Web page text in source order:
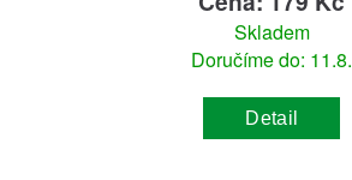
Skladem
Doručíme do: 11.8.
Detail